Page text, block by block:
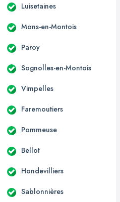
Luisetaines
Mons-en-Montois
Paroy
Sognolles-en-Montois
Vimpelles
Faremoutiers
Pommeuse
Bellot
Hondevilliers
Sablonnières